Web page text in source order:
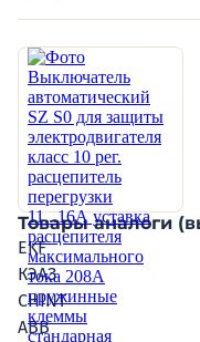
Товары аналоги
EKF
КЭАЗ
CHINT
ABB